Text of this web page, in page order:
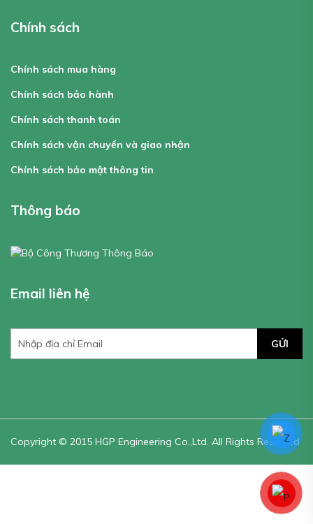
Chính sách
Chính sách mua hàng
Chính sách bảo hành
Chính sách thanh toán
Chính sách vận chuyển và giao nhận
Chính sách bảo mật thông tin
Thông báo
Email liên hệ
GỬI
Copyright © 2015 HGP Engineering Co.,Ltd. All Rights Reserved